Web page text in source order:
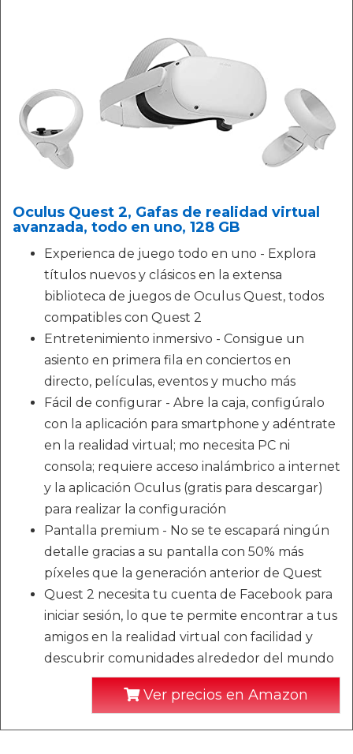
Oculus Quest 2, Gafas de realidad virtual
avanzada, todo en uno, 128 GB
Experienca de juego todo en uno - Explora
títulos nuevos y clásicos en la extensa
biblioteca de juegos de Oculus Quest, todos
compatibles con Quest 2
Entretenimiento inmersivo - Consigue un
asiento en primera fila en conciertos en
directo, películas, eventos y mucho más
Fácil de configurar - Abre la caja, configúralo
con la aplicación para smartphone y adéntrate
en la realidad virtual; mo necesita PC ni
consola; requiere acceso inalámbrico a internet
y la aplicación Oculus (gratis para descargar)
para realizar la configuración
Pantalla premium - No se te escapará ningún
detalle gracias a su pantalla con 50% más
píxeles que la generación anterior de Quest
Quest 2 necesita tu cuenta de Facebook para
iniciar sesión, lo que te permite encontrar a tus
amigos en la realidad virtual con facilidad y
descubrir comunidades alrededor del mundo
Ver precios en Amazon